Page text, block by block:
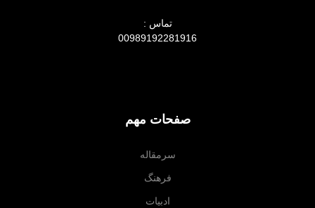
تماس :
00989192281916
صفحات مهم
سرمقاله
فرهنگ
ادبیات